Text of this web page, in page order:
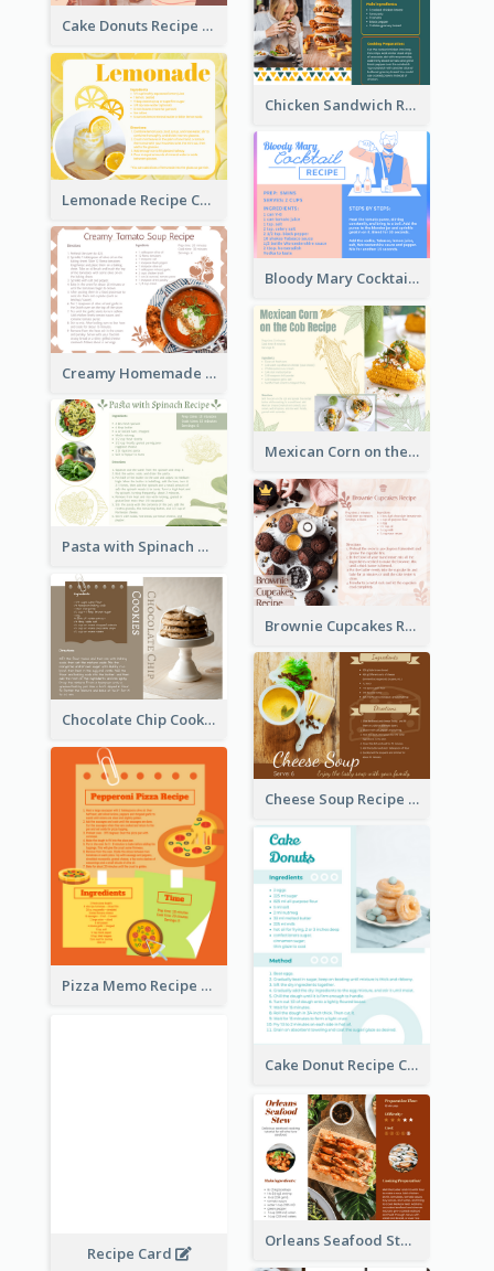
Cake Donuts Recipe Card
Chicken Sandwich Recipe Card
Lemonade Recipe Card
Bloody Mary Cocktail Recipe Card
Creamy Homemade Tomato Soup Recipe
Mexican Corn on the Cob Recipe Card
Pasta with Spinach Recipe Card
Brownie Cupcakes Recipe Card
Chocolate Chip Cookies Recipe Card
Cheese Soup Recipe Card
Pizza Memo Recipe Card
Cake Donut Recipe Card
Recipe Card
Orleans Seafood Stew Recipe Card